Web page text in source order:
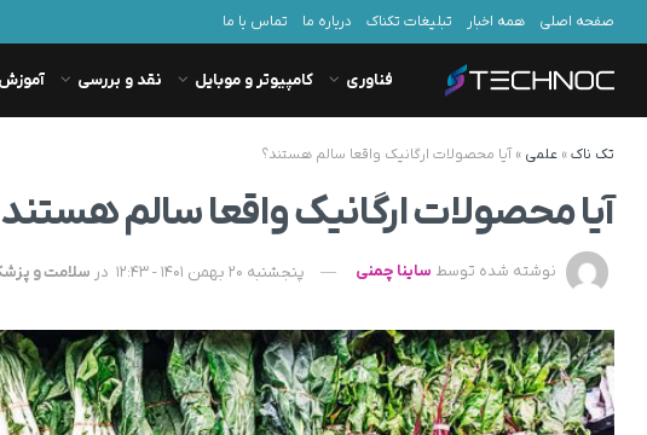
صفحه اصلی همه اخبار تبلیغات تکناک درباره ما تماس با ما
فناوری کامپیوتر و موبایل نقد و بررسی آموزش
تک ناک» علمی » آیا محصولات ارگانیک واقعا سالم هستند؟
آیا محصولات ارگانیک واقعا سالم
نوشته شده توسط ساینا چمنی پنجشنبه 20 بهمن 1401 - 12:43 در سلامت و